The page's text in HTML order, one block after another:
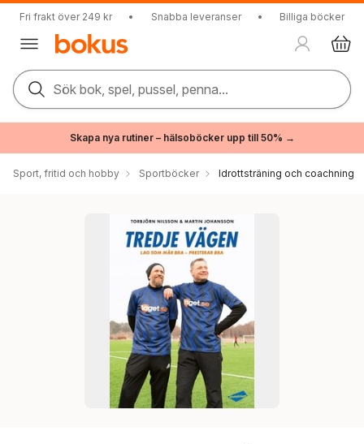
Fri frakt över 249 kr • Snabba leveranser • Billiga böcker
Sök bok, spel, pussel, penna...
Skapa nya rutiner – hälsoböcker upp till 50% →
Sport, fritid och hobby Sportböcker Idrottsträning och coachning